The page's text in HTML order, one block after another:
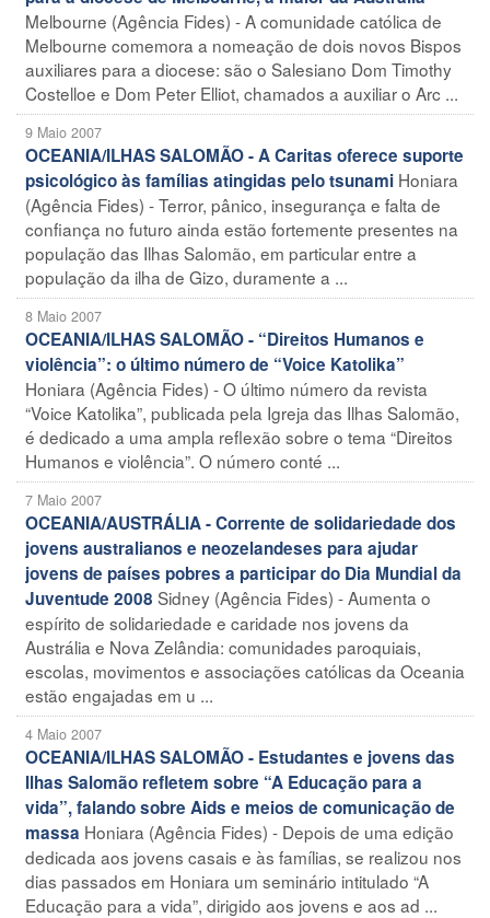
Melbourne (Agência Fides) - A comunidade católica de
Melbourne comemora a nomeação de dois novos Bispos
auxiliares para a diocese: são o Salesiano Dom Timothy
Costelloe e Dom Peter Elliot, chamados a auxiliar o Arc ...
9 Maio 2007
OCEANIA/ILHAS SALOMÃO - A Caritas oferece suporte
psicológico às famílias atingidas pelo tsunami Honiara
(Agência Fides) - Terror, pânico, insegurança e falta de
confiança no futuro ainda estão fortemente presentes na
população das Ilhas Salomão, em particular entre a
população da ilha de Gizo, duramente a ...
8 Maio 2007
OCEANIA/ILHAS SALOMÃO - “Direitos Humanos e
violência”: o último número de “Voice Katolika”
Honiara (Agência Fides) - O último número da revista
“Voice Katolika”, publicada pela Igreja das Ilhas Salomão,
é dedicado a uma ampla reflexão sobre o tema “Direitos
Humanos e violência”. O número conté ...
7 Maio 2007
OCEANIA/AUSTRÁLIA - Corrente de solidariedade dos
jovens australianos e neozelandeses para ajudar
jovens de países pobres a participar do Dia Mundial da
Juventude 2008 Sidney (Agência Fides) - Aumenta o
espírito de solidariedade e caridade nos jovens da
Austrália e Nova Zelândia: comunidades paroquiais,
escolas, movimentos e associações católicas da Oceania
estão engajadas em u ...
4 Maio 2007
OCEANIA/ILHAS SALOMÃO - Estudantes e jovens das
Ilhas Salomão refletem sobre “A Educação para a
vida”, falando sobre Aids e meios de comunicação de
massa Honiara (Agência Fides) - Depois de uma edição
dedicada aos jovens casais e às famílias, se realizou nos
dias passados em Honiara um seminário intitulado “A
Educação para a vida”, dirigido aos jovens e aos ad ...